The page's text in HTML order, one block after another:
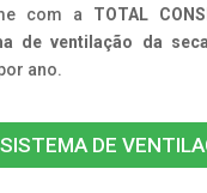
com a TOTAL
de ventilação da
ano.
DE